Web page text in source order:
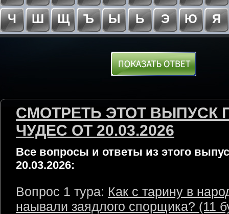
Ч
Ш Щ Ъ Ы Ь Э Ю Я
СМОТРЕТЬ ЭТОТ ВЫПУСК
ЧУДЕС ОТ 20.03.2026
Все вопросы и ответы из этого
20.03.2026:
Вопрос 1 тура: Как с тарину в
наывали заядлого спорщика? (11